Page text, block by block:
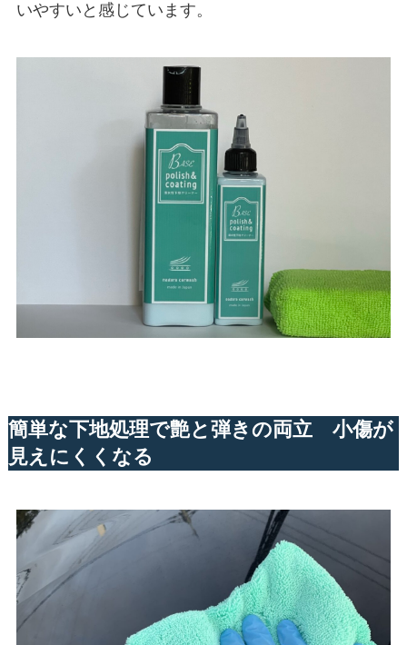
いやすいと感じています。
簡単な下地処理で艶と弾きの両立 小傷が
見えにくくなる